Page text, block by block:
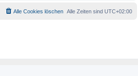
Alle Zeiten sind UTC+02:00
Alle Cookies löschen